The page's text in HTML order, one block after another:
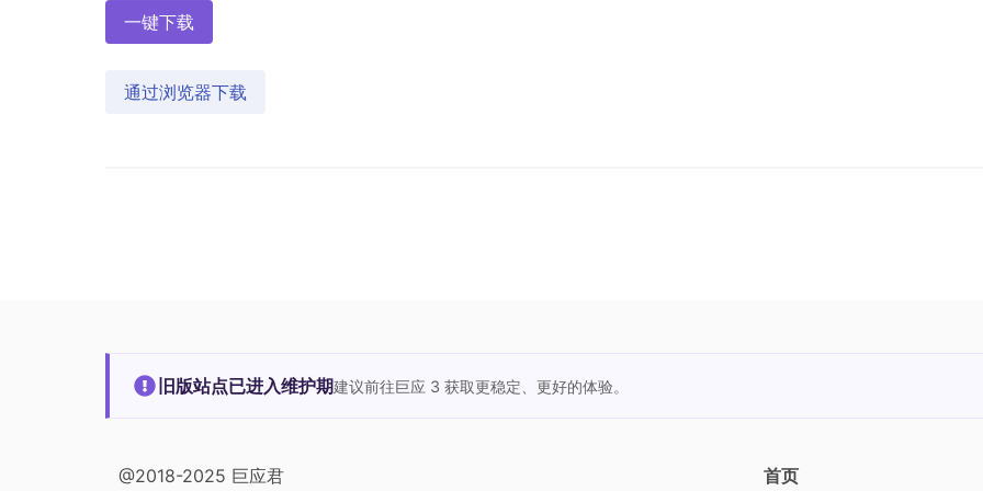
一键下载
通过浏览器下载
旧版站点已进入维护期建议前往巨应 3 获取更稳定、更好的体验。
@2018-2025 巨应君 首页